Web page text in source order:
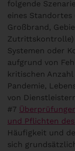
folgende
eines Standortes
Großbrand,
Zutrittskontrolle)
Systemen oder
aufgrund von
kritischen
Pandemie,
von
#7
und Pflichten
Häufigkeit und
sich